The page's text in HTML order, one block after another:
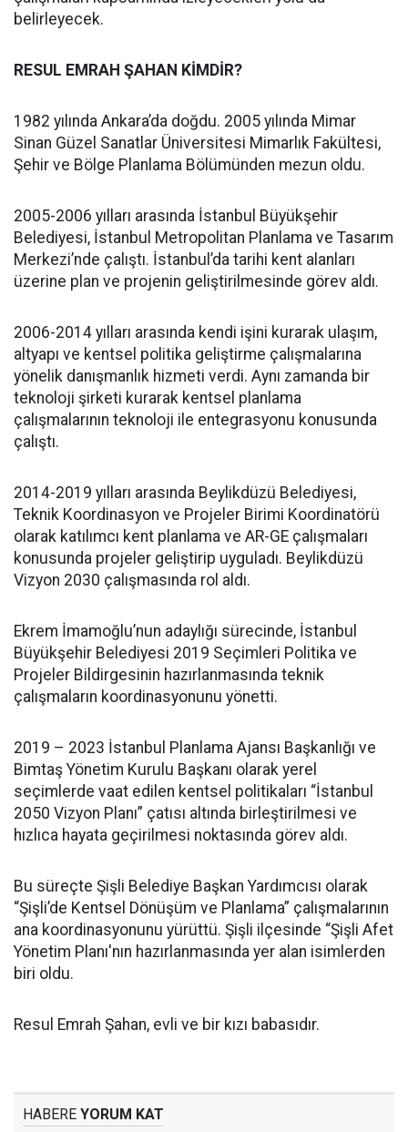
belirleyecek.
RESUL EMRAH ŞAHAN KİMDİR?
1982 yılında Ankara’da doğdu. 2005 yılında Mimar
Sinan Güzel Sanatlar Üniversitesi Mimarlık Fakültesi,
Şehir ve Bölge Planlama Bölümünden mezun oldu.
2005-2006 yılları arasında İstanbul Büyükşehir
Belediyesi, İstanbul Metropolitan Planlama ve Tasarım
Merkezi’nde çalıştı. İstanbul’da tarihi kent alanları
üzerine plan ve projenin geliştirilmesinde görev aldı.
2006-2014 yılları arasında kendi işini kurarak ulaşım,
altyapı ve kentsel politika geliştirme çalışmalarına
yönelik danışmanlık hizmeti verdi. Aynı zamanda bir
teknoloji şirketi kurarak kentsel planlama
çalışmalarının teknoloji ile entegrasyonu konusunda
çalıştı.
2014-2019 yılları arasında Beylikdüzü Belediyesi,
Teknik Koordinasyon ve Projeler Birimi Koordinatörü
olarak katılımcı kent planlama ve AR-GE çalışmaları
konusunda projeler geliştirip uyguladı. Beylikdüzü
Vizyon 2030 çalışmasında rol aldı.
Ekrem İmamoğlu’nun adaylığı sürecinde, İstanbul
Büyükşehir Belediyesi 2019 Seçimleri Politika ve
Projeler Bildirgesinin hazırlanmasında teknik
çalışmaların koordinasyonunu yönetti.
2019 – 2023 İstanbul Planlama Ajansı Başkanlığı ve
Bimtaş Yönetim Kurulu Başkanı olarak yerel
seçimlerde vaat edilen kentsel politikaları “İstanbul
2050 Vizyon Planı” çatısı altında birleştirilmesi ve
hızlıca hayata geçirilmesi noktasında görev aldı.
Bu süreçte Şişli Belediye Başkan Yardımcısı olarak
“Şişli’de Kentsel Dönüşüm ve Planlama” çalışmalarının
ana koordinasyonunu yürüttü. Şişli ilçesinde “Şişli Afet
Yönetim Planı'nın hazırlanmasında yer alan isimlerden
biri oldu.
Resul Emrah Şahan, evli ve bir kızı babasıdır.
HABERE YORUM KAT